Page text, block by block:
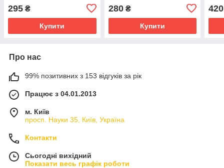
295 ₴
Купити
280₴
Купити
420
Про нас
99% позитивних з 153 відгуків за рік
Працює з 04.01.2013
м. Київ
просп. Науки 35, Київ, Україна
Контакти
Сьогодні вихідний
Показати весь графік роботи